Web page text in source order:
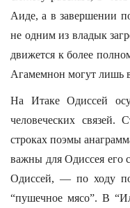
Аиде, а в завершении
не одним из владык
движется к более
Агамемнон могут лишь
На Итаке Одиссей
человеческих
строках поэмы
важны для Одиссея его
Одиссей, — по ходу
“пушечное мясо”. В